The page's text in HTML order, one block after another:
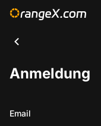
Anmeldung
Email